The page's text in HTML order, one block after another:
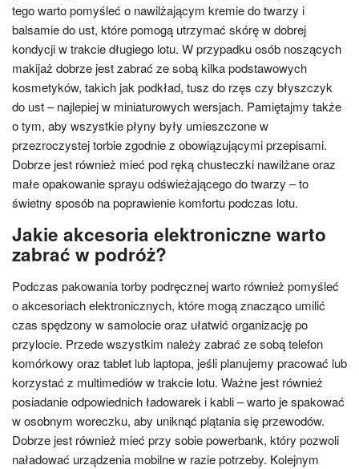
tego warto pomyśleć o nawilżającym kremie do twarzy i
balsamie do ust, które pomogą utrzymać skórę w dobrej
kondycji w trakcie długiego lotu. W przypadku osób noszących
makijaż dobrze jest zabrać ze sobą kilka podstawowych
kosmetyków, takich jak podkład, tusz do rzęs czy błyszczyk
do ust – najlepiej w miniaturowych wersjach. Pamiętajmy także
o tym, aby wszystkie płyny były umieszczone w
przezroczystej torbie zgodnie z obowiązującymi przepisami.
Dobrze jest również mieć pod ręką chusteczki nawilżane oraz
małe opakowanie sprayu odświeżającego do twarzy – to
świetny sposób na poprawienie komfortu podczas lotu.
Jakie akcesoria elektroniczne warto
zabrać w podróż?
Podczas pakowania torby podręcznej warto również pomyśleć
o akcesoriach elektronicznych, które mogą znacząco umilić
czas spędzony w samolocie oraz ułatwić organizację po
przylocie. Przede wszystkim należy zabrać ze sobą telefon
komórkowy oraz tablet lub laptopa, jeśli planujemy pracować lub
korzystać z multimediów w trakcie lotu. Ważne jest również
posiadanie odpowiednich ładowarek i kabli – warto je spakować
w osobnym woreczku, aby uniknąć plątania się przewodów.
Dobrze jest również mieć przy sobie powerbank, który pozwoli
naładować urządzenia mobilne w razie potrzeby. Kolejnym